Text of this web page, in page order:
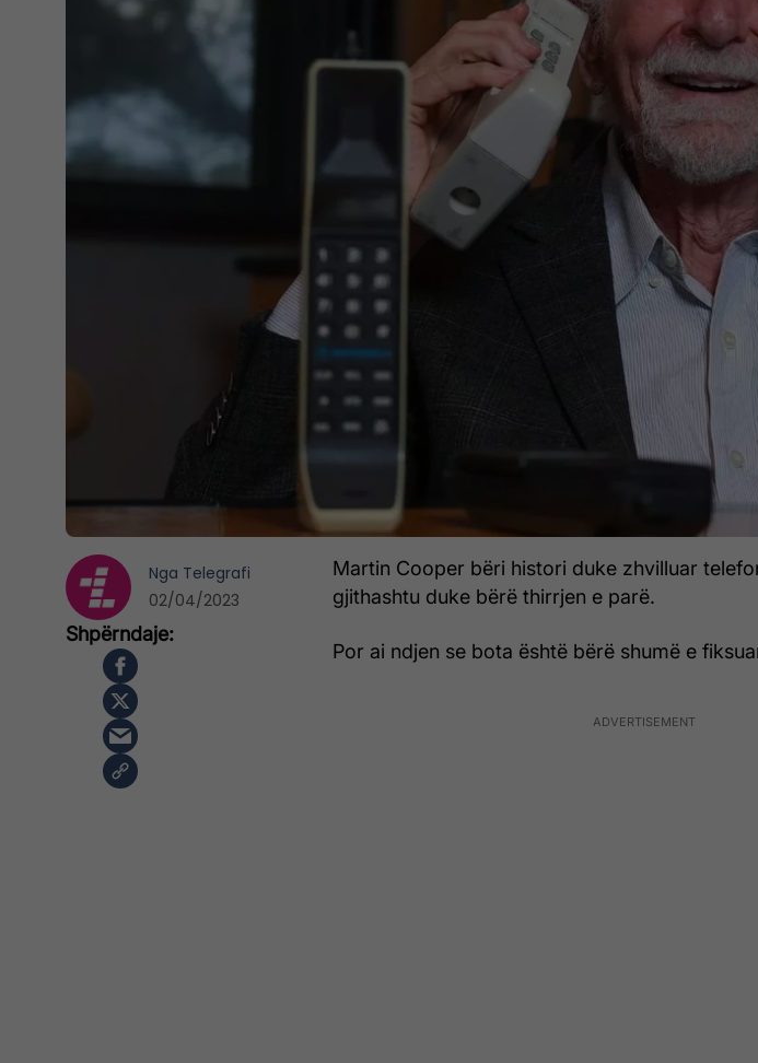
Martin Cooper bëri histori duke zhvilluar
gjithashtu duke bërë thirrjen e parë.
Por ai ndjen se bota është bërë shumë e
Nga Telegrafi
02/04/2023